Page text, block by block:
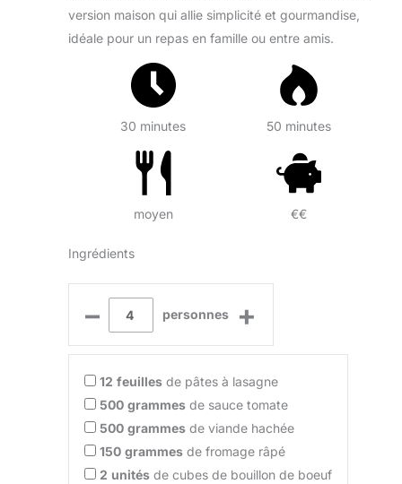
version maison qui allie simplicité et gourmandise,
idéale pour un repas en famille ou entre amis.
30 minutes 50 minutes
moyen €€
Ingrédients
– personnes +
12 feuilles de pâtes à lasagne
500 grammes de sauce tomate
500 grammes de viande hachée
150 grammes de fromage râpé
2 unités de cubes de bouillon de boeuf